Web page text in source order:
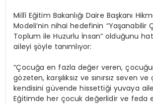
Millî Eğitim Bakanlığı Daire Başkanı
Modeli’nin nihai hedefinin “Yaşanabilir
Toplum ile Huzurlu İnsan” olduğunu
aileyi şöyle tanımlıyor:
“Çocuğa en fazla değer veren,
gözeten, karşılıksız ve sınırsız seven
kendisini güvende hissettiği yuvaya
Eğitimde her çocuk değerlidir ve feda